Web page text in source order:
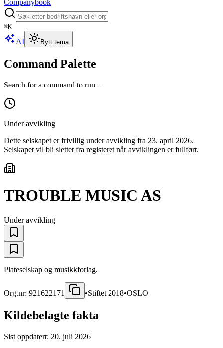
Companybook
⌘K
AI Bytt tema
Command Palette
Search for a command to run...
Under avvikling
Dette selskapet er frivillig under avvikling fra 23. april 2026.
Selskapet vil bli slettet fra registeret når avviklingen er fullført.
TROUBLE MUSIC AS
Under avvikling
Plateselskap og musikkforlag.
Org.nr: 921622171 •Stiftet 2018•OSLO
Kildebelagte fakta
Sist oppdatert: 20. juli 2026